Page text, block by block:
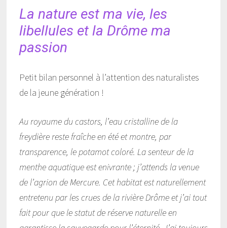
La nature est ma vie, les
libellules et la Drôme ma
passion
Petit bilan personnel à l’attention des naturalistes
de la jeune génération !
Au royaume du castors, l’eau cristalline de la
freydière reste fraîche en été et montre, par
transparence, le potamot coloré. La senteur de la
menthe aquatique est enivrante ; j’attends la venue
de l’agrion de Mercure. Cet habitat est naturellement
entretenu par les crues de la rivière Drôme et j’ai tout
fait pour que le statut de réserve naturelle en